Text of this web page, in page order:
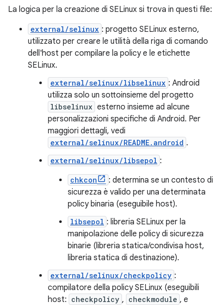
La logica per la creazione di SELinux si trova in questi file:
external/selinux : progetto SELinux esterno,
utilizzato per creare le utilità della riga di comando
dell'host per compilare la policy e le etichette
SELinux.
external/selinux/libselinux : Android
utilizza solo un sottoinsieme del progetto
libselinux esterno insieme ad alcune
personalizzazioni specifiche di Android. Per
maggiori dettagli, vedi
external/selinux/README.android .
external/selinux/libsepol :
chkcon
: determina se un contesto di
sicurezza è valido per una determinata
policy binaria (eseguibile host).
libsepol : libreria SELinux per la
manipolazione delle policy di sicurezza
binarie (libreria statica/condivisa host,
libreria statica di destinazione).
external/selinux/checkpolicy :
compilatore della policy SELinux (eseguibili
host: checkpolicy , checkmodule , e